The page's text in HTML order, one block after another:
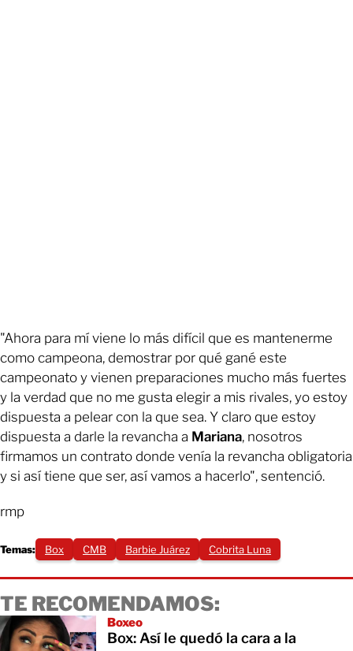
"Ahora para mí viene lo más difícil que es mantenerme
como campeona, demostrar por qué gané este
campeonato y vienen preparaciones mucho más fuertes
y la verdad que no me gusta elegir a mis rivales, yo estoy
dispuesta a pelear con la que sea. Y claro que estoy
dispuesta a darle la revancha a Mariana, nosotros
firmamos un contrato donde venía la revancha obligatoria
y si así tiene que ser, así vamos a hacerlo", sentenció.
rmp
Temas: Box CMB Barbie Juárez Cobrita Luna
TE RECOMENDAMOS:
Boxeo
Box: Así le quedó la cara a la